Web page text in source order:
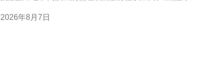
建议优先采购具备 SLA 的服务，选择带有热备份或自动故
2026年8月7日